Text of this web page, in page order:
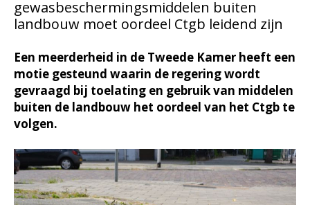
gewasbeschermingsmiddelen buiten
landbouw moet oordeel Ctgb leidend zijn
Een meerderheid in de Tweede Kamer heeft een
motie gesteund waarin de regering wordt
gevraagd bij toelating en gebruik van middelen
buiten de landbouw het oordeel van het Ctgb te
volgen.